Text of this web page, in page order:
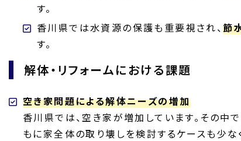
す。
香川県では水資源の保護も重要視され、節
す。
解体・リフォームにおける課題
空き家問題による解体ニーズの増加
香川県では、空き家が増加しています。その中
もに家全体の取り壊しを検討するケースも少な